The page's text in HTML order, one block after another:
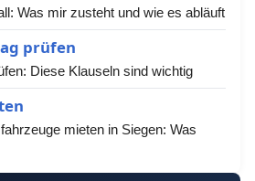
Was mir zusteht und wie es abläuft
prüfen
Diese Klauseln sind wichtig
mieten in Siegen: Was